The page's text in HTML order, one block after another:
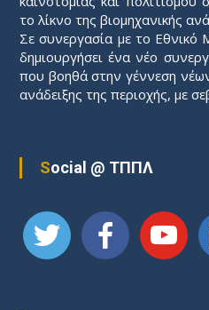
το λίκνο της βιομηχανικής
Σε συνεργασία με το Εθνικό
δημιουργήσει ένα νέο
που βοηθά στην γέννεση
ανάδειξης της περιοχής, με
Social @ ΤΠΠΛ